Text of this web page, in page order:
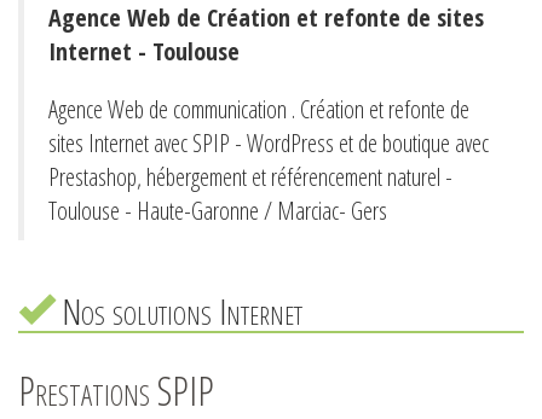
Agence Web de Création et refonte de sites
Internet - Toulouse
Agence Web de communication . Création et refonte de
sites Internet avec SPIP - WordPress et de boutique avec
Prestashop, hébergement et référencement naturel -
Toulouse - Haute-Garonne / Marciac- Gers
Nos solutions Internet
Prestations SPIP